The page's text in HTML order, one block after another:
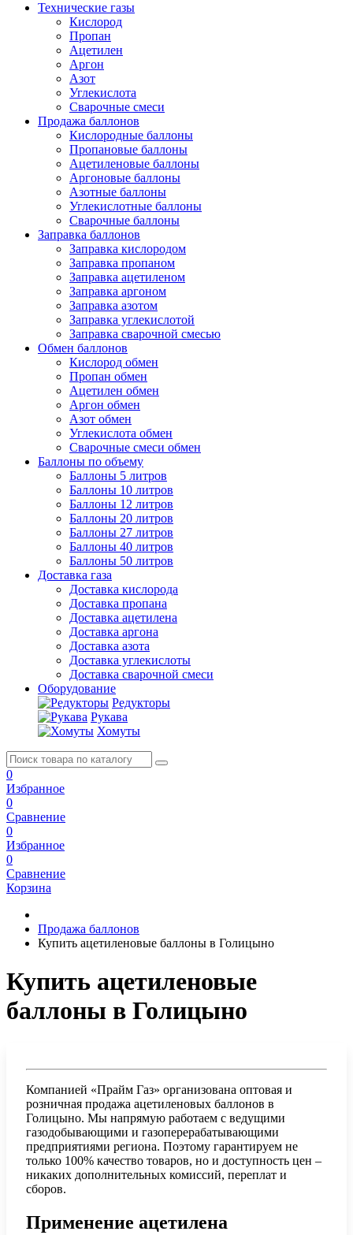
Технические газы
Кислород
Пропан
Ацетилен
Аргон
Азот
Углекислота
Сварочные смеси
Продажа баллонов
Кислородные баллоны
Пропановые баллоны
Ацетиленовые баллоны
Аргоновые баллоны
Азотные баллоны
Углекислотные баллоны
Сварочные баллоны
Заправка баллонов
Заправка кислородом
Заправка пропаном
Заправка ацетиленом
Заправка аргоном
Заправка азотом
Заправка углекислотой
Заправка сварочной смесью
Обмен баллонов
Кислород обмен
Пропан обмен
Ацетилен обмен
Аргон обмен
Азот обмен
Углекислота обмен
Сварочные смеси обмен
Баллоны по объему
Баллоны 5 литров
Баллоны 10 литров
Баллоны 12 литров
Баллоны 20 литров
Баллоны 27 литров
Баллоны 40 литров
Баллоны 50 литров
Доставка газа
Доставка кислорода
Доставка пропана
Доставка ацетилена
Доставка аргона
Доставка азота
Доставка углекислоты
Доставка сварочной смеси
Оборудование
Редукторы
Рукава
Хомуты
0
Избранное
0
Сравнение
0
Избранное
0
Сравнение
Корзина
Продажа баллонов
Купить ацетиленовые баллоны в Голицыно
Купить ацетиленовые
баллоны в Голицыно
Компанией «Прайм Газ» организована оптовая и
розничная продажа ацетиленовых баллонов в
Голицыно. Мы напрямую работаем с ведущими
газодобывающими и газоперерабатывающими
предприятиями региона. Поэтому гарантируем не
только 100% качество товаров, но и доступность цен –
никаких дополнительных комиссий, переплат и
сборов.
Применение ацетилена